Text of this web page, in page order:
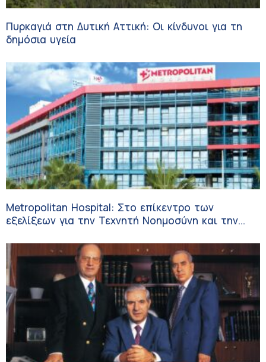
Πυρκαγιά στη Δυτική Αττική: Οι κίνδυνοι για τη
δημόσια υγεία
Metropolitan Hospital: Στο επίκεντρο των
εξελίξεων για την Τεχνητή Νοημοσύνη και την